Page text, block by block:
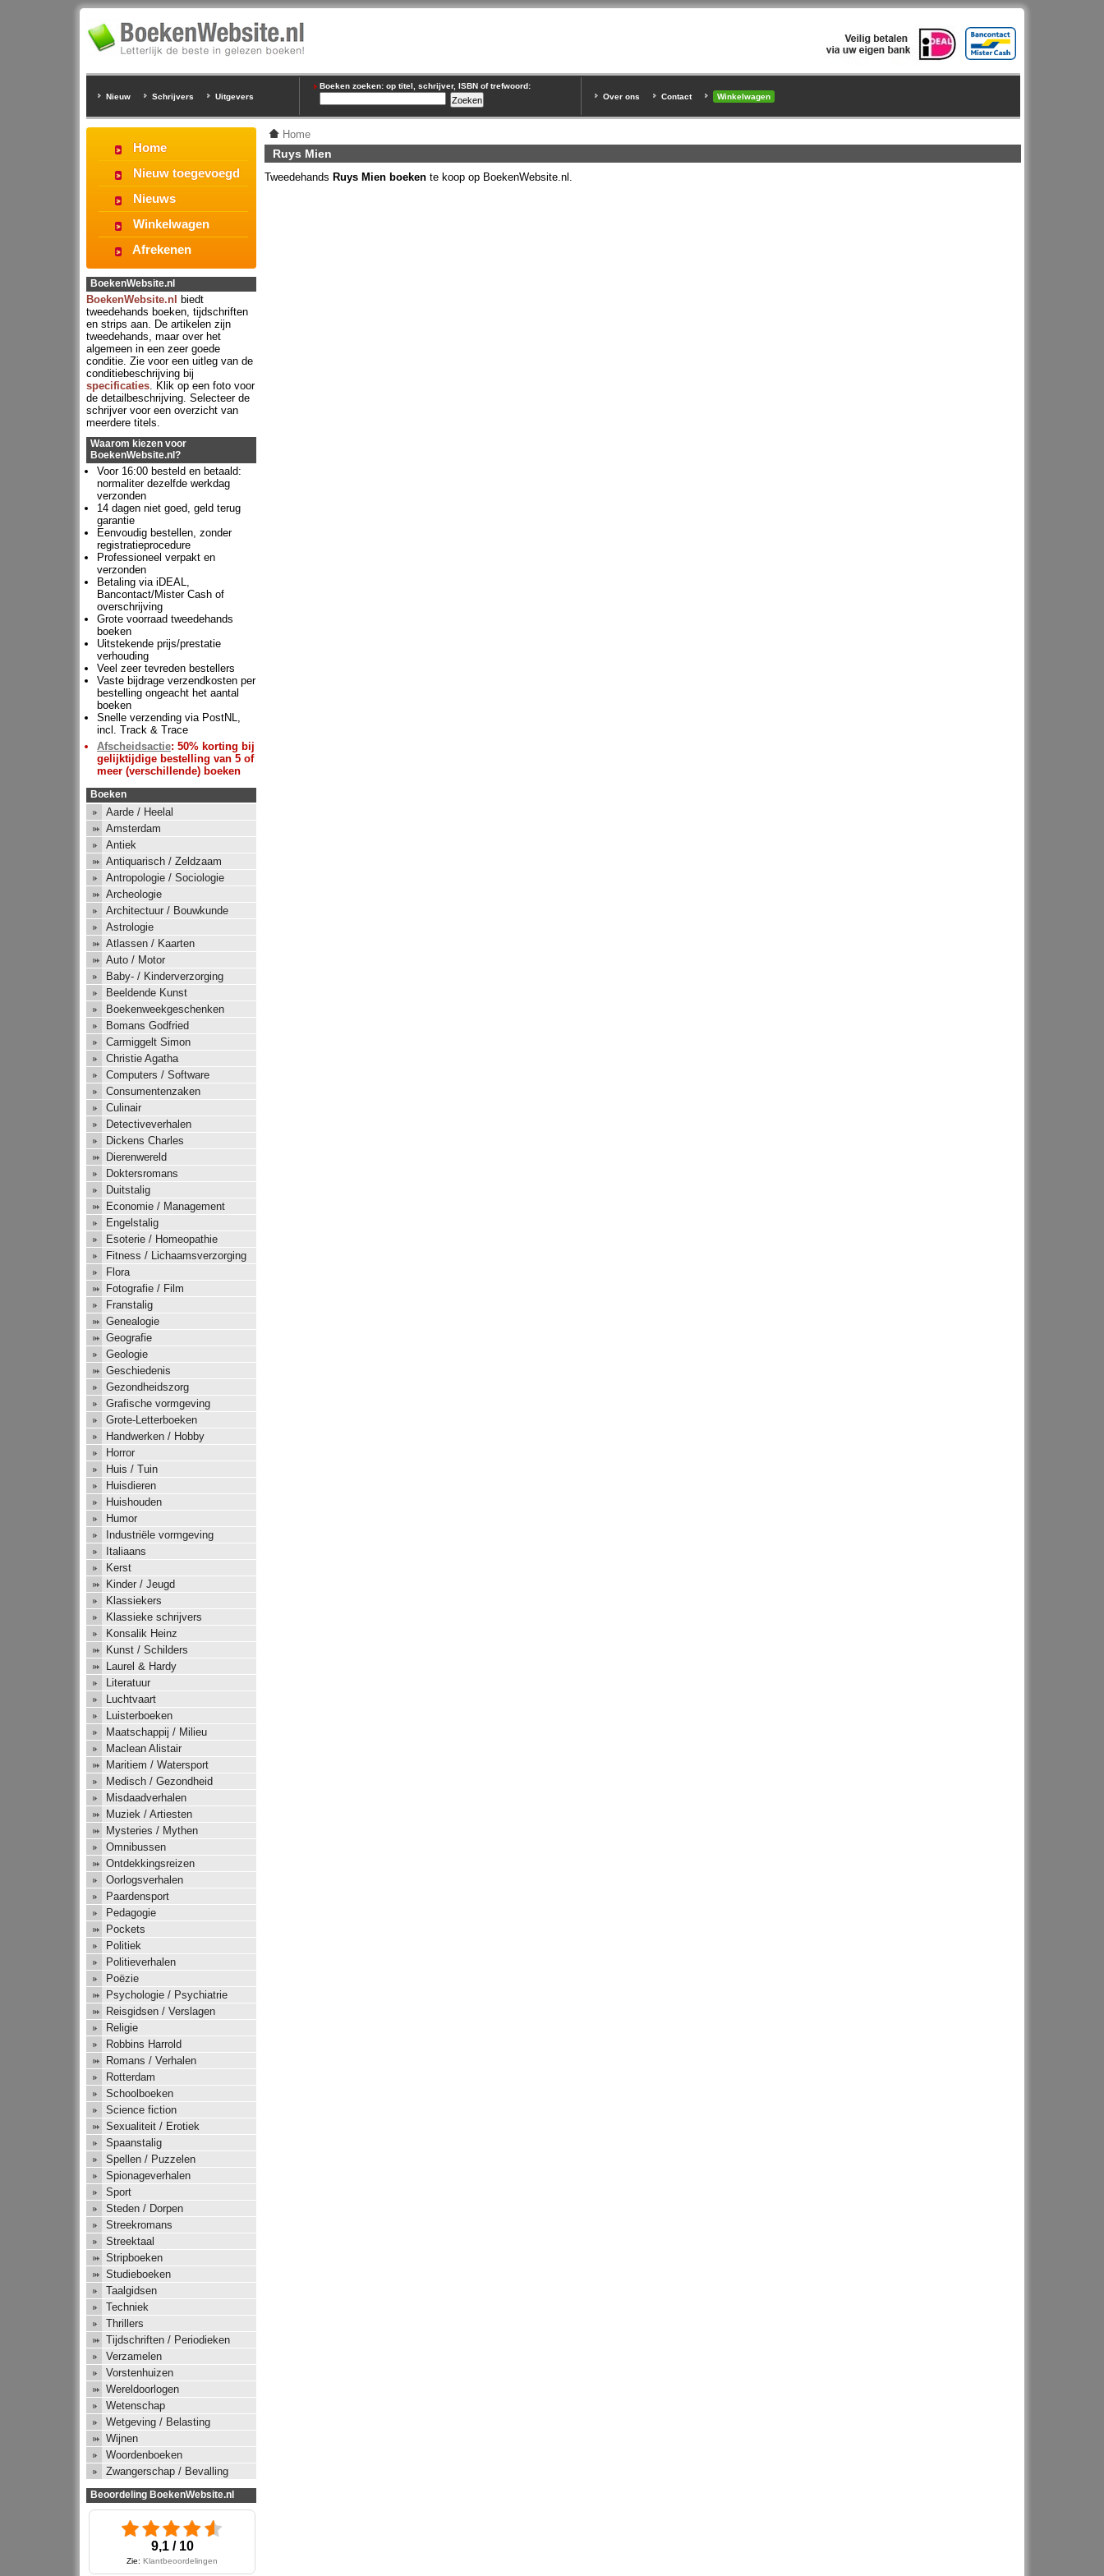
Nieuw Schrijvers Uitgevers
Boeken zoeken: op titel, schrijver, ISBN of trefwoord:
Over ons
Contact Winkelwagen
Home
Ruys Mien
Tweedehands Ruys Mien boeken te koop op BoekenWebsite.nl.
Home
Nieuw toegevoegd
Nieuws
Winkelwagen
Afrekenen
BoekenWebsite.nl
BoekenWebsite.nl
biedt
tweedehands boeken, tijdschriften
en strips aan. De artikelen zijn
tweedehands, maar over het
algemeen in een zeer goede
conditie. Zie voor een uitleg van de
conditiebeschrijving bij
specificaties. Klik op een foto voor
de detailbeschrijving. Selecteer de
schrijver voor een overzicht van
meerdere titels.
Waarom kiezen voor
BoekenWebsite.nl?
Voor 16:00 besteld en betaald:
normaliter dezelfde werkdag
verzonden
14 dagen niet goed, geld terug
garantie
Eenvoudig bestellen, zonder
registratieprocedure
Professioneel verpakt en
verzonden
Betaling via iDEAL,
Bancontact/Mister Cash of
overschrijving
Grote voorraad tweedehands
boeken
Uitstekende prijs/prestatie
verhouding
Veel zeer tevreden bestellers
Vaste bijdrage verzendkosten per
bestelling ongeacht het aantal
boeken
Snelle verzending via PostNL,
incl. Track & Trace
Afscheidsactie: 50% korting bij
gelijktijdige bestelling van 5 of
meer (verschillende) boeken
Boeken
Aarde / Heelal
Amsterdam
Antiek
Antiquarisch / Zeldzaam
Antropologie / Sociologie
Archeologie
Architectuur / Bouwkunde
Astrologie
Atlassen / Kaarten
Auto / Motor
Baby- / Kinderverzorging
Beeldende Kunst
Boekenweekgeschenken
Bomans Godfried
Carmiggelt Simon
Christie Agatha
Computers / Software
Consumentenzaken
Culinair
Detectiveverhalen
Dickens Charles
Dierenwereld
Doktersromans
Duitstalig
Economie / Management
Engelstalig
Esoterie / Homeopathie
Fitness / Lichaamsverzorging
Flora
Fotografie / Film
Franstalig
Genealogie
Geografie
Geologie
Geschiedenis
Gezondheidszorg
Grafische vormgeving
Grote-Letterboeken
Handwerken / Hobby
Horror
Huis / Tuin
Huisdieren
Huishouden
Humor
Industriële vormgeving
Italiaans
Kerst
Kinder / Jeugd
Klassiekers
Klassieke schrijvers
Konsalik Heinz
Kunst / Schilders
Laurel & Hardy
Literatuur
Luchtvaart
Luisterboeken
Maatschappij / Milieu
Maclean Alistair
Maritiem / Watersport
Medisch / Gezondheid
Misdaadverhalen
Muziek / Artiesten
Mysteries / Mythen
Omnibussen
Ontdekkingsreizen
Oorlogsverhalen
Paardensport
Pedagogie
Pockets
Politiek
Politieverhalen
Poëzie
Psychologie / Psychiatrie
Reisgidsen / Verslagen
Religie
Robbins Harrold
Romans / Verhalen
Rotterdam
Schoolboeken
Science fiction
Sexualiteit / Erotiek
Spaanstalig
Spellen / Puzzelen
Spionageverhalen
Sport
Steden / Dorpen
Streekromans
Streektaal
Stripboeken
Studieboeken
Taalgidsen
Techniek
Thrillers
Tijdschriften / Periodieken
Verzamelen
Vorstenhuizen
Wereldoorlogen
Wetenschap
Wetgeving / Belasting
Wijnen
Woordenboeken
Zwangerschap / Bevalling
Beoordeling BoekenWebsite.nl
9,1 / 10
Zie: Klantbeoordelingen